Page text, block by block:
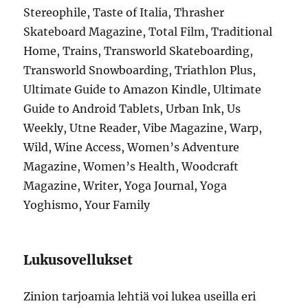
Stereophile, Taste of Italia, Thrasher
Skateboard Magazine, Total Film, Traditional
Home, Trains, Transworld Skateboarding,
Transworld Snowboarding, Triathlon Plus,
Ultimate Guide to Amazon Kindle, Ultimate
Guide to Android Tablets, Urban Ink, Us
Weekly, Utne Reader, Vibe Magazine, Warp,
Wild, Wine Access, Women’s Adventure
Magazine, Women’s Health, Woodcraft
Magazine, Writer, Yoga Journal, Yoga
Yoghismo, Your Family
Lukusovellukset
Zinion tarjoamia lehtiä voi lukea useilla eri